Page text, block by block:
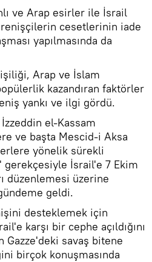
ve Arap esirler ile İsrail
cesetlerinin iade
yapılmasında da
Arap ve İslam
kazandıran faktörler
yankı ve ilgi gördü.
İzzeddin el-Kassam
ve başta Mescid-i Aksa
yönelik sürekli
gerekçesiyle İsrail'e 7 Ekim
düzenlemesi üzerine
geldi.
desteklemek için
karşı bir cephe açıldığını
Gazze'deki savaş bitene
birçok konuşmasında